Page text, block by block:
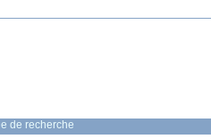
de recherche